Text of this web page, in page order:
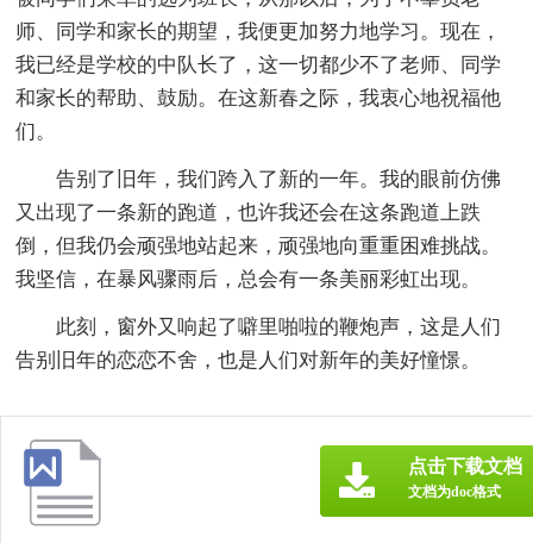
师、同学和家长的期望，我便更加努力地学习。现在，
我已经是学校的中队长了，这一切都少不了老师、同学
和家长的帮助、鼓励。在这新春之际，我衷心地祝福他
们。
告别了旧年，我们跨入了新的一年。我的眼前仿佛
又出现了一条新的跑道，也许我还会在这条跑道上跌
倒，但我仍会顽强地站起来，顽强地向重重困难挑战。
我坚信，在暴风骤雨后，总会有一条美丽彩虹出现。
此刻，窗外又响起了噼里啪啦的鞭炮声，这是人们
告别旧年的恋恋不舍，也是人们对新年的美好憧憬。
点击下载文档
文档为doc格式